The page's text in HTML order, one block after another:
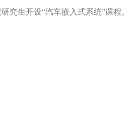
究生开设“汽车嵌入式系统”课程。